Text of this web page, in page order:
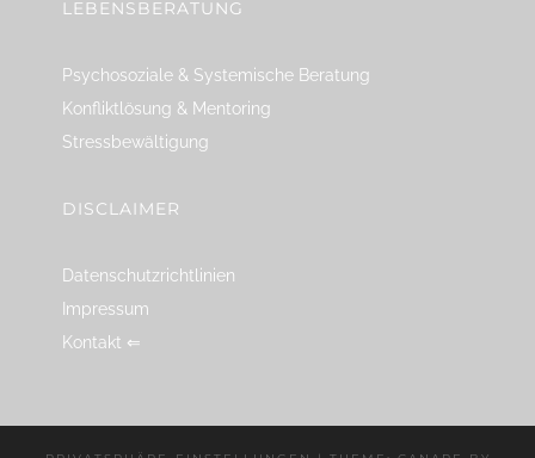
LEBENSBERATUNG
Psychosoziale & Systemische Beratung
Konfliktlösung & Mentoring
Stressbewältigung
DISCLAIMER
Datenschutzrichtlinien
Impressum
Kontakt ⇐